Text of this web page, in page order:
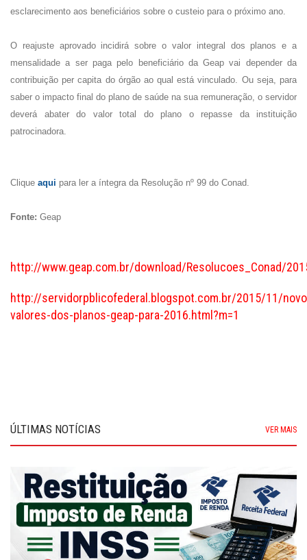
esclarecimento aos beneficiários sobre o custeio para o próximo ano.
O reajuste aprovado incidirá sobre o valor integral dos planos e a
mensalidade a ser paga pelo beneficiário da Geap vai depender da
contribuição per capita do órgão ao qual está vinculado. Ou seja, para
saber o impacto final do plano de saúde na sua remuneração, o servidor
deverá abater do valor total do plano o repasse da instituição
patrocinadora.
Clique aqui para ler a íntegra da Resolução nº 99 do Conad.
Fonte: Geap
http://www.geap.com.br/download/Resolucoes_Conad/
http://servidorpblicofederal.blogspot.com.br/2015/11/
valores-dos-planos-geap-para-2016.html?m=1
ÚLTIMAS NOTÍCIAS VER MAIS